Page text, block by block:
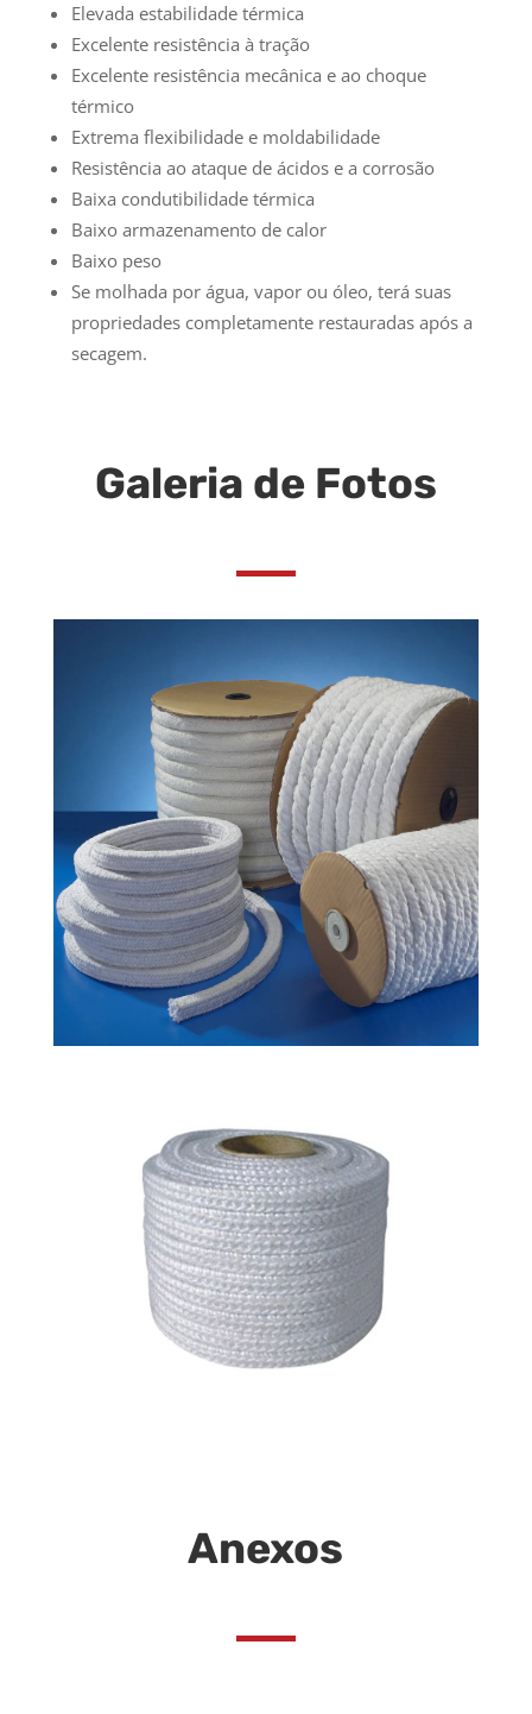
Elevada estabilidade térmica
Excelente resistência à tração
Excelente resistência mecânica e ao choque
térmico
Extrema flexibilidade e moldabilidade
Resistência ao ataque de ácidos e a corrosão
Baixa condutibilidade térmica
Baixo armazenamento de calor
Baixo peso
Se molhada por água, vapor ou óleo, terá suas
propriedades completamente restauradas após a
secagem.
Galeria de Fotos
Anexos